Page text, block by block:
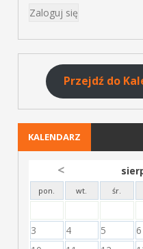
Przejdź do
KALENDARZ
<
pon. wt. śr.
3
4 5 6